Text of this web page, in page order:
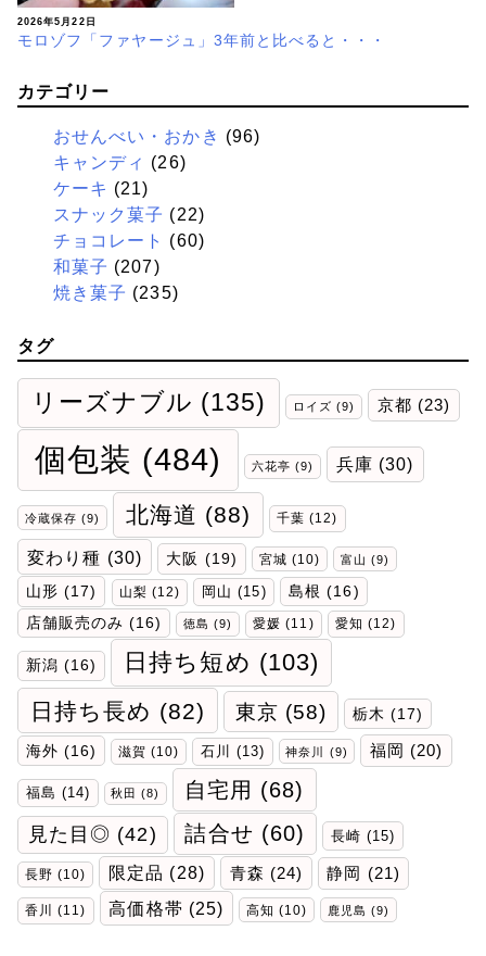
2026年5月22日
モロゾフ「ファヤージュ」3年前と比べると・・・
カテゴリー
おせんべい・おかき (96)
キャンディ (26)
ケーキ (21)
スナック菓子 (22)
チョコレート
(60)
和菓子 (207)
焼き菓子 (235)
タグ
リーズナブル (135) ロイズ (9) 京都 (23)
個包装 (484) 六花亭 (9) 兵庫 (30)
冷蔵保存 (9) 北海道 (88) 千葉 (12)
変わり種 (30) 大阪 (19) 宮城 (10) 富山 (9)
山形 (17) 山梨 (12) 岡山 (15) 島根 (16)
店舗販売のみ (16) 徳島 (9) 愛媛 (11) 愛知 (12)
新潟 (16) 日持ち短め (103)
日持ち長め (82) 東京 (58) 栃木 (17)
海外 (16) 滋賀 (10) 石川 (13) 神奈川 (9) 福岡 (20)
福島 (14) 秋田 (8) 自宅用 (68)
見た目◎ (42) 詰合せ (60) 長崎 (15)
長野 (10) 限定品 (28) 青森 (24) 静岡 (21)
香川 (11) 高価格帯 (25) 高知 (10) 鹿児島 (9)